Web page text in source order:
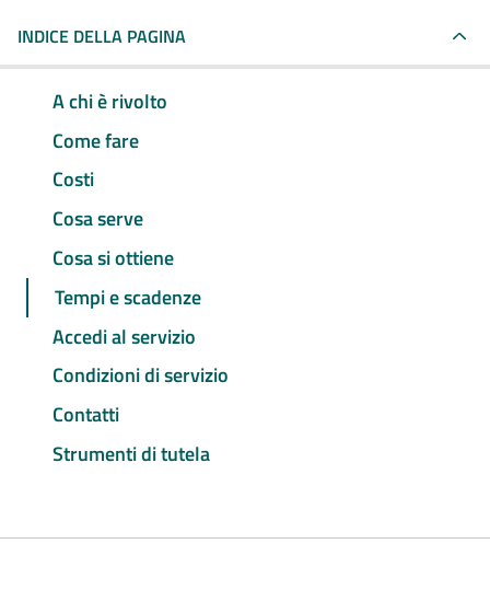
INDICE DELLA PAGINA
A chi è rivolto
Come fare
Costi
Cosa serve
Cosa si ottiene
Tempi e scadenze
Accedi al servizio
Condizioni di servizio
Contatti
Strumenti di tutela